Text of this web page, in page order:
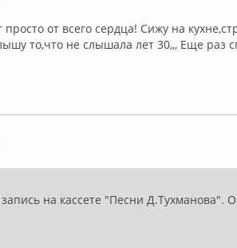
от всего сердца! Сижу на
то,что не слышала лет 30,,, Еще раз
на кассете "Песни Д.Тухманова".